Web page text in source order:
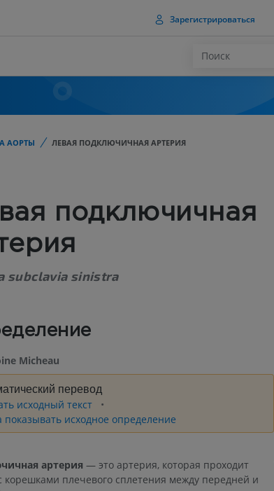
Зарегистрироваться
АОРТЫ ЛЕВАЯ ПОДКЛЮЧИЧНАЯ АРТЕРИЯ
подключичная
subclavia sinistra
Micheau
перевод
исходный текст
показывать исходное определение
артерия — это артерия, которая проходит
корешками плечевого сплетения между передней и